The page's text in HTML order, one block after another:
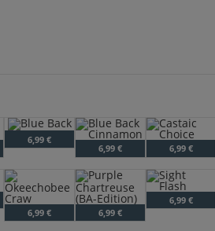
Blue Back
6,99 € Blue Back Cinnamon
6,99 € Castaic
6,99 €
Okeechobee Craw
6,99 € Purple Chartreuse (BA-
6,99 €
Sight Flash
6,99 €